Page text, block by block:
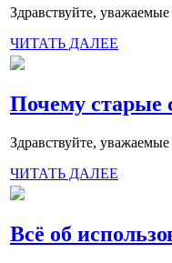
Здравствуйте,
ЧИТАТЬ ДАЛЕЕ
Почему старые
Здравствуйте,
ЧИТАТЬ ДАЛЕЕ
Всё об